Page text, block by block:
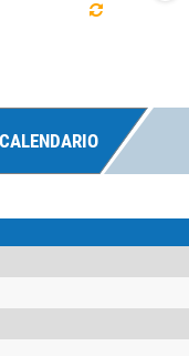
CALENDARIO